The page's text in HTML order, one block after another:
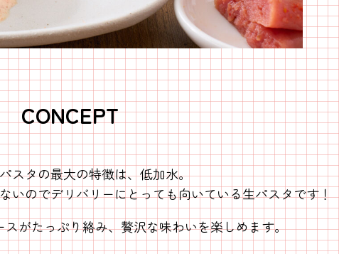
CONCEPT
スタの最大の特徴は、低加水。
いのでデリバリーにとっても向いている生パスタです！
がたっぷり絡み、贅沢な味わいを楽しめます。